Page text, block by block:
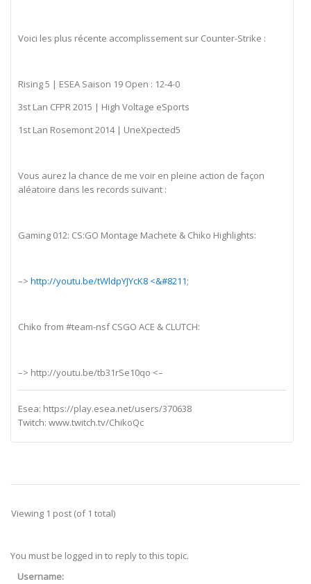
Voici les plus récente accomplissement sur Counter-Strike :
Rising 5 | ESEA Saison 19 Open : 12-4-0
3st Lan CFPR 2015 | High Voltage eSports
1st Lan Rosemont 2014 | UneXpected5
Vous aurez la chance de me voir en pleine action de façon
aléatoire dans les records suivant :
Gaming 012: CS:GO Montage Machete & Chiko Highlights:
–> http://youtu.be/tWldpYJYcK8 <&#8211;
Chiko from #team-nsf CSGO ACE & CLUTCH:
–> http://youtu.be/tb31rSe10qo <–
Esea: https://play.esea.net/users/370638
Twitch: www.twitch.tv/ChikoQc
Viewing 1 post (of 1 total)
You must be logged in to reply to this topic.
Username: